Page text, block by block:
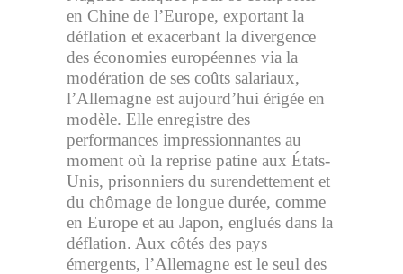
en Chine de l’Europe, exportant la
déflation et exacerbant la divergence
des économies européennes via la
modération de ses coûts salariaux,
l’Allemagne est aujourd’hui érigée en
modèle. Elle enregistre des
performances impressionnantes au
moment où la reprise patine aux États-
Unis, prisonniers du surendettement et
du chômage de longue durée, comme
en Europe et au Japon, englués dans la
déflation. Aux côtés des pays
émergents, l’Allemagne est le seul des